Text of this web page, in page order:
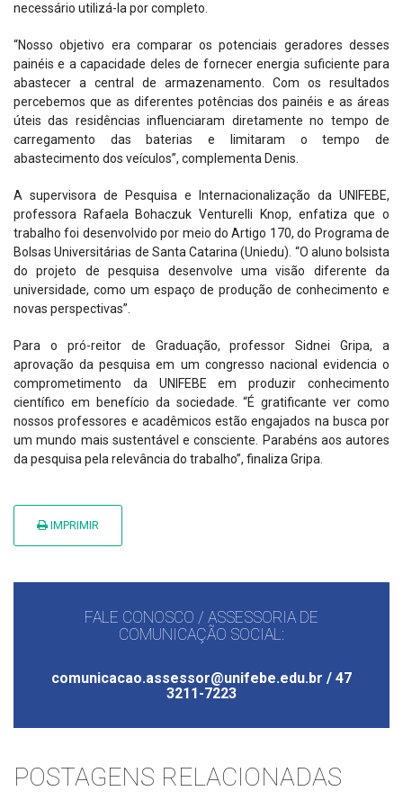
necessário utilizá-la por completo.
“Nosso objetivo era comparar os potenciais geradores desses
painéis e a capacidade deles de fornecer energia suficiente para
abastecer a central de armazenamento. Com os resultados
percebemos que as diferentes potências dos painéis e as áreas
úteis das residências influenciaram diretamente no tempo de
carregamento das baterias e limitaram o tempo de
abastecimento dos veículos”, complementa Denis.
A supervisora de Pesquisa e Internacionalização da UNIFEBE,
professora Rafaela Bohaczuk Venturelli Knop, enfatiza que o
trabalho foi desenvolvido por meio do Artigo 170, do Programa de
Bolsas Universitárias de Santa Catarina (Uniedu). “O aluno bolsista
do projeto de pesquisa desenvolve uma visão diferente da
universidade, como um espaço de produção de conhecimento e
novas perspectivas”.
Para o pró-reitor de Graduação, professor Sidnei Gripa, a
aprovação da pesquisa em um congresso nacional evidencia o
comprometimento da UNIFEBE em produzir conhecimento
científico em benefício da sociedade. “É gratificante ver como
nossos professores e acadêmicos estão engajados na busca por
um mundo mais sustentável e consciente. Parabéns aos autores
da pesquisa pela relevância do trabalho”, finaliza Gripa.
IMPRIMIR
FALE CONOSCO / ASSESSORIA DE
COMUNICAÇÃO SOCIAL:
comunicacao.assessor@unifebe.edu.br / 47
3211-7223
POSTAGENS RELACIONADAS